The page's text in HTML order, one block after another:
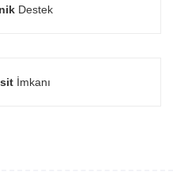
Destek
İmkanı